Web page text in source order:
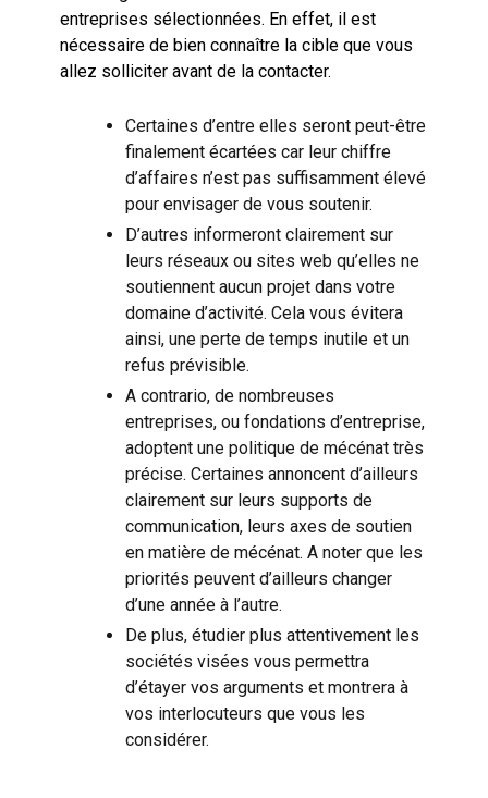
entreprises sélectionnées. En effet, il est
nécessaire de bien connaître la cible que vous
allez solliciter avant de la contacter.
Certaines d’entre elles seront peut-être
finalement écartées car leur chiffre
d’affaires n’est pas suffisamment élevé
pour envisager de vous soutenir.
D’autres informeront clairement sur
leurs réseaux ou sites web qu’elles ne
soutiennent aucun projet dans votre
domaine d’activité. Cela vous évitera
ainsi, une perte de temps inutile et un
refus prévisible.
A contrario, de nombreuses
entreprises, ou fondations d’entreprise,
adoptent une politique de mécénat très
précise. Certaines annoncent d’ailleurs
clairement sur leurs supports de
communication, leurs axes de soutien
en matière de mécénat. A noter que les
priorités peuvent d’ailleurs changer
d’une année à l’autre.
De plus, étudier plus attentivement les
sociétés visées vous permettra
d’étayer vos arguments et montrera à
vos interlocuteurs que vous les
considérer.